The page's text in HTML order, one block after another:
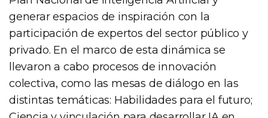
generar espacios de inspiración con la
participación de expertos del sector público y
privado. En el marco de esta dinámica se
llevaron a cabo procesos de innovación
colectiva, como las mesas de diálogo en las
distintas temáticas: Habilidades para el futuro;